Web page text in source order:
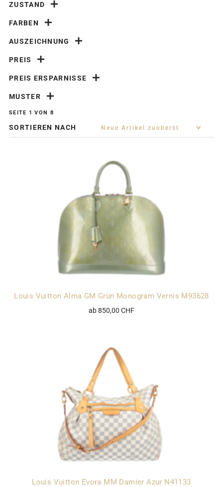
ZUSTAND
FARBEN
AUSZEICHNUNG
PREIS
PREIS ERSPARNISSE
MUSTER
SEITE 1 VON 8
SORTIEREN NACH
Louis Vuitton Alma GM Grün Monogram Vernis M93628
ab 850,00 CHF
Louis Vuitton Evora MM Damier Azur N41133